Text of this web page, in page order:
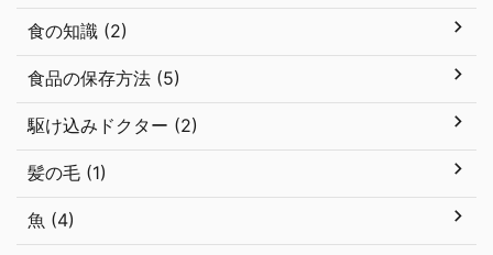
食の知識 (2)
食品の保存方法 (5)
駆け込みドクター (2)
髪の毛 (1)
魚 (4)